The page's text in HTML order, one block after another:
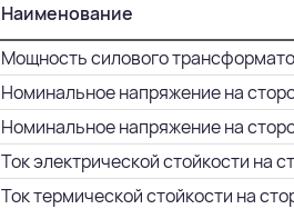
Наименование
Мощность силового
Номинальное напряжение на
Номинальное напряжение на
Ток электрической стойкости на
Ток термической стойкости на